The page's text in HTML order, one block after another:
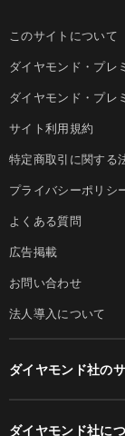
このサイトについて
ダイヤモンド・プレ
ダイヤモンド・プレ
サイト利用規約
特定商取引に関する
プライバシーポリシ
よくある質問
広告掲載
お問い合わせ
法人導入について
ダイヤモンド社の
ダイヤモンド社に